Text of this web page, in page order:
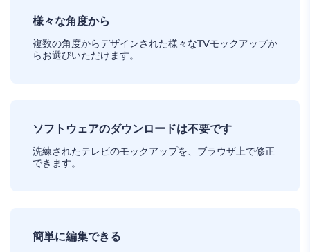
様々な角度から
複数の角度からデザインされた様々なTVモックアップか
らお選びいただけます。
ソフトウェアのダウンロードは不要です
洗練されたテレビのモックアップを、ブラウザ上で修正
できます。
簡単に編集できる